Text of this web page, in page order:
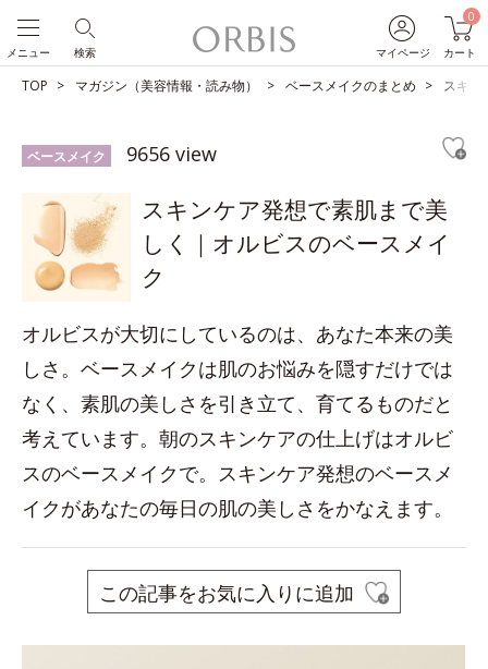
マイページ
0
カート
検索
メニュー
TOP マガジン（美容情報・読み物） ベースメイクのまとめ スキン
ベースメイク 9656 view
スキンケア発想で素肌まで美
しく｜オルビスのベースメイ
ク
オルビスが大切にしているのは、あなた本来の美
しさ。ベースメイクは肌のお悩みを隠すだけでは
なく、素肌の美しさを引き立て、育てるものだと
考えています。朝のスキンケアの仕上げはオルビ
スのベースメイクで。スキンケア発想のベースメ
イクがあなたの毎日の肌の美しさをかなえます。
この記事をお気に入りに追加